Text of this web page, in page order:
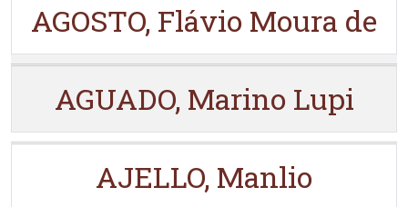
AGOSTO, Flávio Moura de
AGUADO, Marino Lupi
AJELLO, Manlio